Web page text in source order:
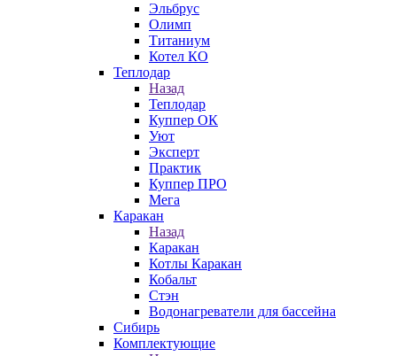
Эльбрус
Олимп
Титаниум
Котел КО
Теплодар
Назад
Теплодар
Куппер ОК
Уют
Эксперт
Практик
Куппер ПРО
Мега
Каракан
Назад
Каракан
Котлы Каракан
Кобальт
Стэн
Водонагреватели для бассейна
Сибирь
Комплектующие